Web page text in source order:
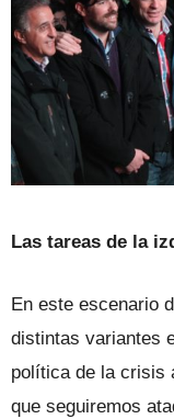
Las tareas de la
En este escenario
distintas variantes
política de la crisis
que seguiremos